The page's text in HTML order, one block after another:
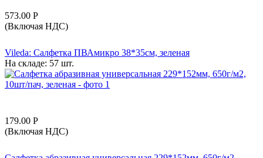
573.00 Р
(Включая НДС)
Vileda: Салфетка ПВАмикро 38*35см, зеленая
На складе: 57 шт.
179.00 Р
(Включая НДС)